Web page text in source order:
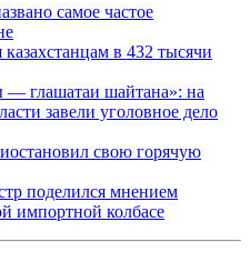
самое частое
в 432 тысячи
глашатаи шайтана»: на
завели уголовное дело
свою горячую
поделился мнением
импортной колбасе